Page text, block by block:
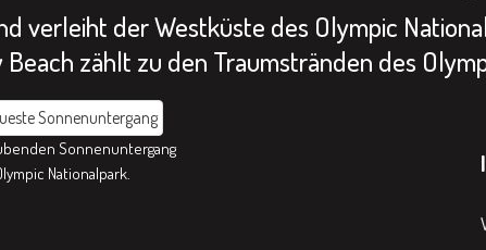
verleiht der Westküste des Olympic
zählt zu den Traumstränden des
Sonnenuntergang
Nationalpark.